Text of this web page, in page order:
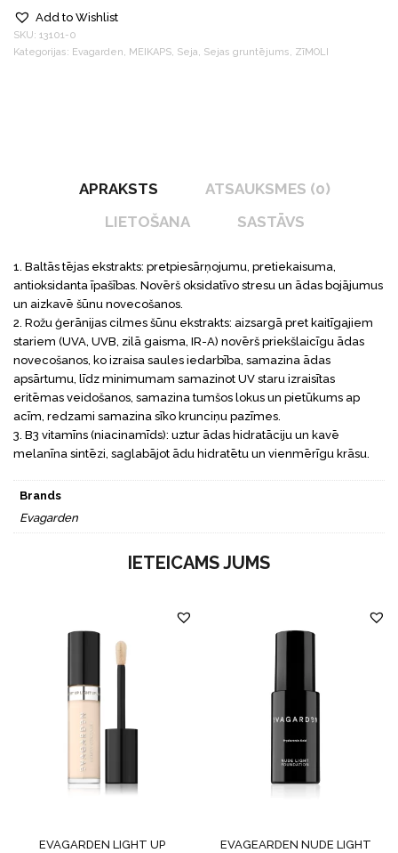
Add to Wishlist
SKU: 13101-0
Kategorijas: Evagarden MEIKAPS Seja Sejas gruntējums ZīMOLI
APRAKSTS
ATSAUKSMES (0)
LIETOŠANA
SASTĀVS
1. Baltās tējas ekstrakts: pretpiesārņojumu, pretiekaisuma,
antioksidanta īpašības. Novērš oksidatīvo stresu un ādas bojājumus
un aizkavē šūnu novecošanos.
2. Rožu ģerānijas cilmes šūnu ekstrakts: aizsargā pret kaitīgajiem
stariem (UVA, UVB, zilā gaisma, IR-A) novērš priekšlaicīgu ādas
novecošanos, ko izraisa saules iedarbība, samazina ādas
apsārtumu, līdz minimumam samazinot UV staru izraisītas
eritēmas veidošanos, samazina tumšos lokus un pietūkums ap
acīm, redzami samazina sīko krunciņu pazīmes.
3. B3 vitamīns (niacinamīds): uztur ādas hidratāciju un kavē
melanīna sintēzi, saglabājot ādu hidratētu un vienmērīgu krāsu.
Brands
Evagarden
IETEICAMS JUMS
EVAGARDEN LIGHT UP
EVAGEARDEN NUDE LIGHT